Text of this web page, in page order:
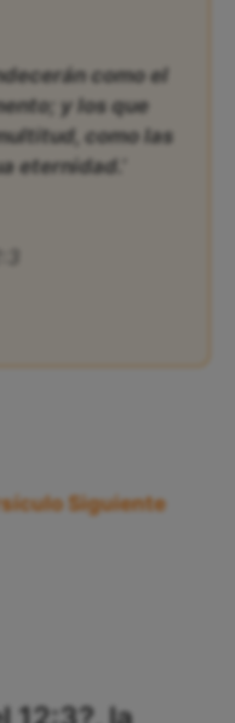
como el
y los que
como las
eternidad.’
Siguiente